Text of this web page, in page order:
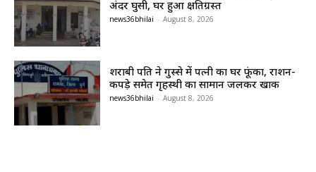
अंदर घुसी, घर हुआ क्षतिग्रस्त
news36bhilai - August 8, 2026
शराबी पति ने गुस्से में पत्नी का घर फूंका, राशन-
कपड़े समेत गृहस्थी का सामान जलकर खाक
news36bhilai - August 8, 2026